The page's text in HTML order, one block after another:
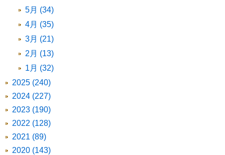
5月 (34)
4月 (35)
3月 (21)
2月 (13)
1月 (32)
2025 (240)
2024 (227)
2023 (190)
2022 (128)
2021 (89)
2020 (143)